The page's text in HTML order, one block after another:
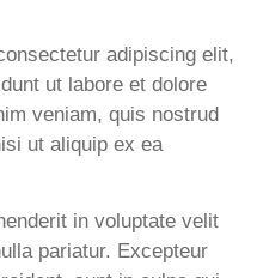
adipiscing elit,
ut labore et dolore
veniam, quis nostrud
ut aliquip ex ea
in voluptate velit
pariatur. Excepteur